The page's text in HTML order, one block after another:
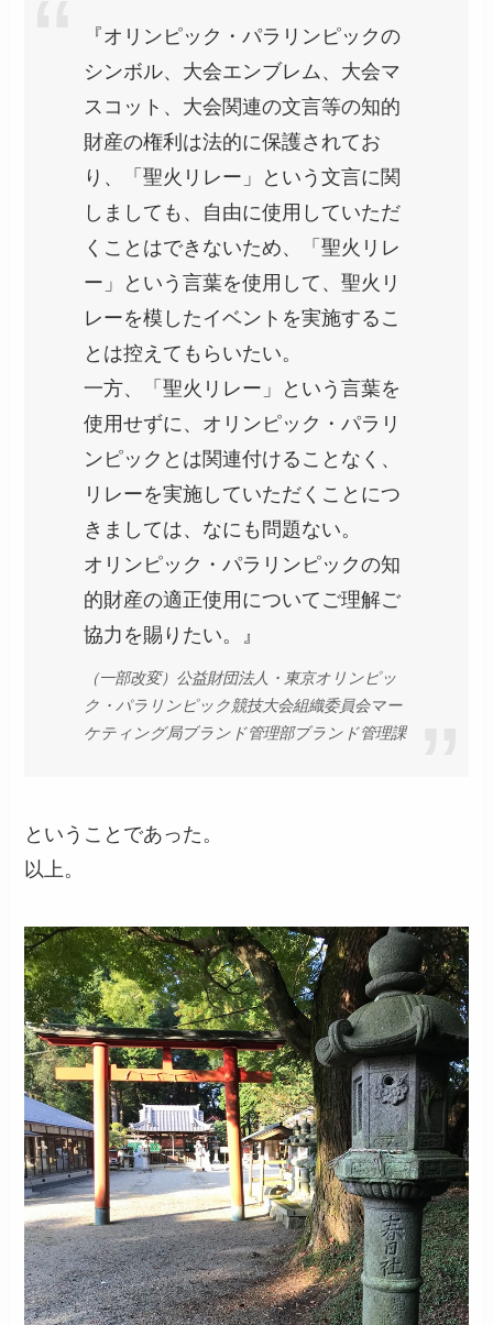
『オリンピック・パラリンピックの
シンボル、大会エンブレム、大会マ
スコット、大会関連の文言等の知的
財産の権利は法的に保護されてお
り、「聖火リレー」という文言に関
しましても、自由に使用していただ
くことはできないため、「聖火リレ
ー」という言葉を使用して、聖火リ
レーを模したイベントを実施するこ
とは控えてもらいたい。
一方、「聖火リレー」という言葉を
使用せずに、オリンピック・パラリ
ンピックとは関連付けることなく、
リレーを実施していただくことにつ
きましては、なにも問題ない。
オリンピック・パラリンピックの知
的財産の適正使用についてご理解ご
協力を賜りたい。』
（一部改変）公益財団法人・東京オリンピッ
ク・パラリンピック競技大会組織委員会マー
ケティング局ブランド管理部ブランド管理課
ということであった。
以上。